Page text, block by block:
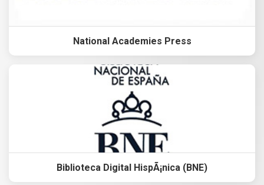
National Academies Press
Biblioteca Digital HispÃ¡nica (BNE)